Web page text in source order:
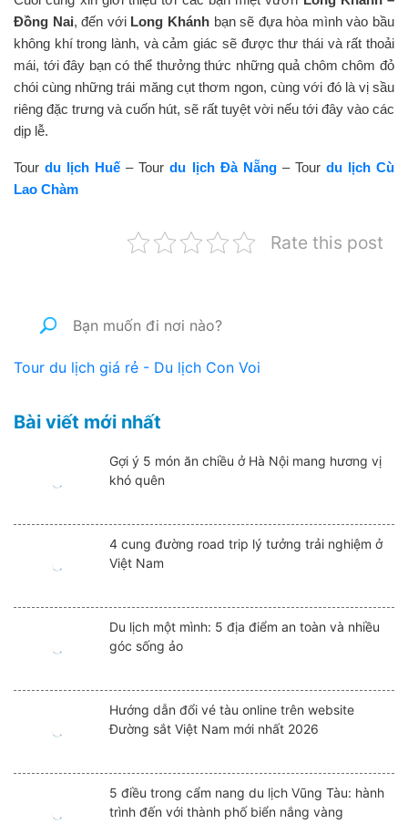
Đồng Nai, đến với Long Khánhbạn sẽ đựa hòa mình vào bầu
không khí trong lành, và cảm giác sẽ được thư thái và rất thoải
mái, tới đây bạn có thể thưởng thức những quả chôm chôm đỏ
chói cùng những trái măng cụt thơm ngon, cùng với đó là vị sầu
riêng đặc trưng và cuốn hút, sẽ rất tuyệt vời nếu tới đây vào các
dịp lễ.
Tourdu lịch Huế – Tourdu lịch Đà Nẵng– Tour du lịch Cù
Lao Chàm
Rate this post
Tour du lịch giá rẻ - Du lịch Con Voi
Bài viết mới nhất
Gợi ý 5 món ăn chiều ở Hà Nội mang hương vị
khó quên
4 cung đường road trip lý tưởng trải nghiệm ở
Việt Nam
Du lịch một mình: 5 địa điểm an toàn và nhiều
góc sống ảo
Hướng dẫn đổi vé tàu online trên website
Đường sắt Việt Nam mới nhất 2026
5 điều trong cẩm nang du lịch Vũng Tàu: hành
trình đến với thành phố biển nắng vàng